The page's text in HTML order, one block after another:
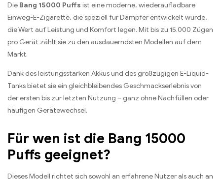
Die Bang 15000 Puffs ist eine moderne, wiederaufladbare
Einweg-E-Zigarette, die speziell für Dampfer entwickelt wurde,
die Wert auf Leistung und Komfort legen. Mit bis zu 15.000 Zügen
pro Gerät zählt sie zu den ausdauerndsten Modellen auf dem
Markt.
Dank des leistungsstarken Akkus und des großzügigen E-Liquid-
Tanks bietet sie ein gleichbleibendes Geschmackserlebnis von
der ersten bis zur letzten Nutzung – ganz ohne Nachfüllen oder
häufigen Gerätewechsel.
Für wen ist die Bang 15000
Puffs geeignet?
Dieses Modell richtet sich sowohl an erfahrene Nutzer als auch an